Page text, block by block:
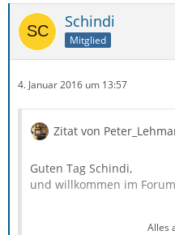
Schindi
Mitglied
4. Januar 2016 um 13:57
Zitat von
Guten Tag Schindi,
und willkommen im
Alles